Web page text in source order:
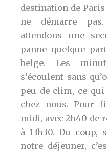
destination de
ne démarre pas.
attendons une
panne quelque
belge. Les
s’écoulent sans
peu de clim, ce
chez nous. Pour
midi, avec 2h40 de
à 13h30. Du coup,
notre déjeuner,